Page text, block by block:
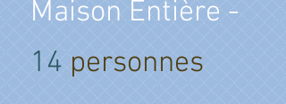
Maison Entière -
14 personnes